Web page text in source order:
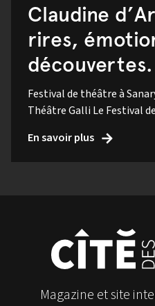
Claudine
rires,
découvertes.
Festival de théâtre à
Théâtre Galli Le Festival
En savoir plus
Magazine et site